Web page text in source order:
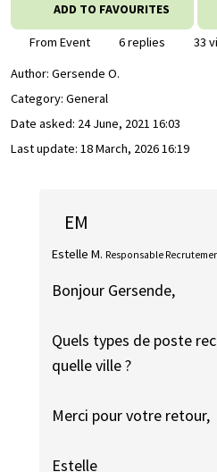
ADD TO FAVOURITES
From Event 6 replies
33
Author: Gersende O.
Category: General
Date asked: 24 June, 2021 16:03
Last update: 18 March, 2026 16:19
EM
Estelle M. Responsable
Bonjour Gersende,
Quels types de poste
quelle ville ?
Merci pour votre retour,
Estelle